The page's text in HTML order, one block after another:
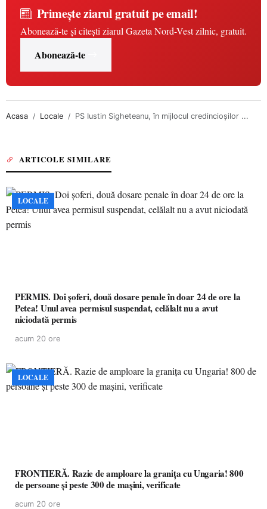
Primește ziarul gratuit pe email!
Abonează-te și citești ziarul Gazeta Nord-Vest zilnic, gratuit.
Abonează-te
Acasa Locale PS Iustin Sigheteanu, în mijlocul credincioşilor ...
ARTICOLE SIMILARE
LOCALE
PERMIS. Doi șoferi, două dosare penale în doar 24 de ore la
Petea! Unul avea permisul suspendat, celălalt nu a avut
niciodată permis
acum 20 ore
LOCALE
FRONTIERĂ. Razie de amploare la granița cu Ungaria! 800
de persoane și peste 300 de mașini, verificate
acum 20 ore